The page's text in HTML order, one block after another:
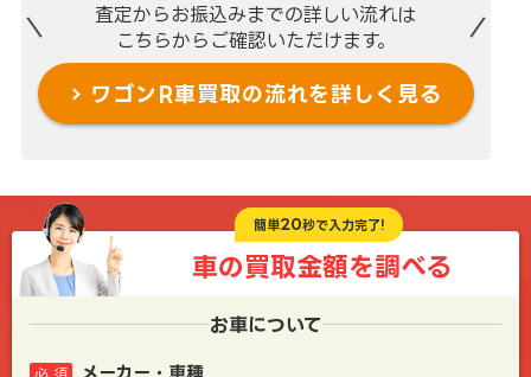
査定からお振込みまでの詳しい流れは
こちらからご確認いただけます。
ワゴンR車買取の流れを詳しく見る
簡単20秒で入力完了!
車の買取金額を調べる
お車について
メーカー・車種